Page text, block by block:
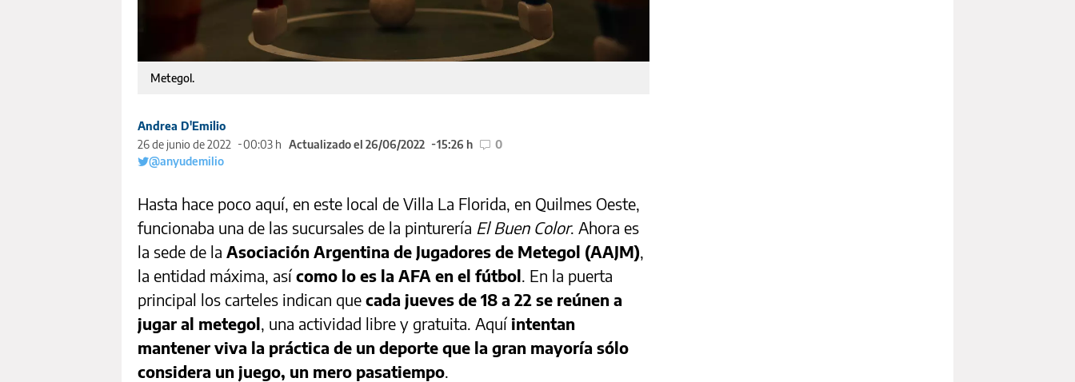
Metegol.
Andrea D'Emilio
26 de junio de 2022
00:03 h Actualizado el 26/06/2022 15:26 h
0
@anyudemilio
Hasta hace poco aquí, en este local de Villa La Florida, en Quilmes Oeste,
funcionaba una de las sucursales de la pinturería El Buen Color. Ahora es
la sede de la Asociación Argentina de Jugadores de Metegol (AAJM),
la entidad máxima, asícomo lo es la AFA en el fútbol. En la puerta
principal los carteles indican que cada jueves de 18 a 22 se reúnen a
jugar al metegol, una actividad libre y gratuita. Aquíintentan
mantener viva la práctica de un deporte que la gran mayoría sólo
considera un juego, un mero pasatiempo.